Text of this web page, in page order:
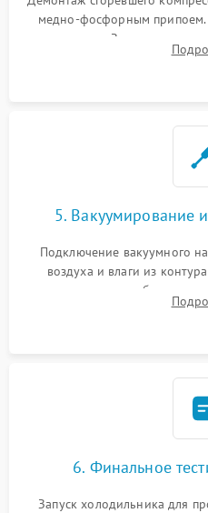
медно-фосфорным припоем.
осушителя. Замена
сломанных заслонок или
5. Вакуумирование
Подключение вакуумного
воздуха и влаги из
дозированным объемом
электронным весам. Контроль
6. Финальное
Запуск холодильника для